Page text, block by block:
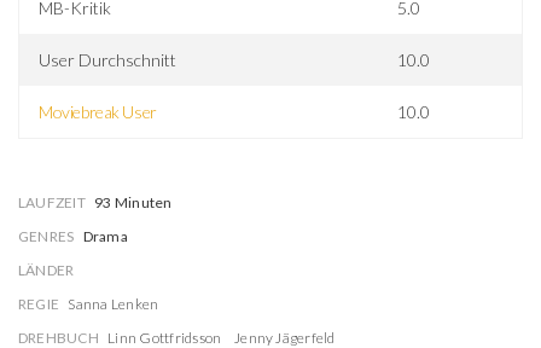
MB-Kritik 5.0
User Durchschnitt 10.0
Moviebreak User 10.0
LAUFZEIT 93 Minuten
GENRES Drama
LÄNDER
REGIE Sanna Lenken
DREHBUCH Linn Gottfridsson
Jenny Jägerfeld